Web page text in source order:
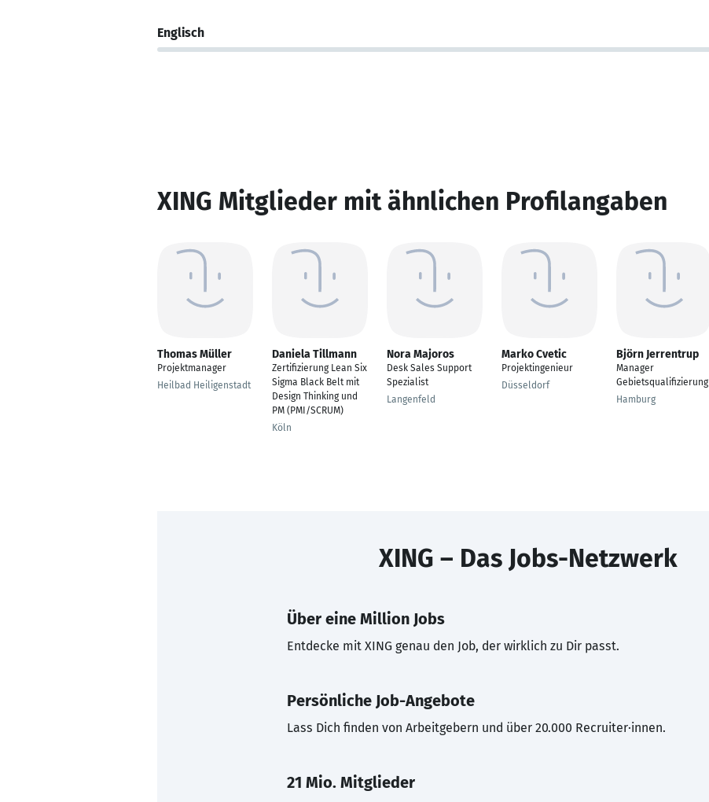
Englisch
XING Mitglieder mit ähnlichen Profilangaben
Thomas Müller
Projektmanager
Heilbad Heiligenstadt
Daniela Tillmann
Zertifizierung Lean Six
Sigma Black Belt mit
Design Thinking und
PM (PMI/SCRUM)
Köln
Nora Majoros
Desk Sales Support
Spezialist
Langenfeld
Marko Cvetic
Projektingenieur
Düsseldorf
Björn Jerrentrup
Manager
Gebietsqualifizierung
Hamburg
XING – Das Jobs-Netzwerk
Über eine Million Jobs
Entdecke mit XING genau den Job, der wirklich zu Dir passt.
Persönliche Job-Angebote
Lass Dich finden von Arbeitgebern und über 20.000 Recruiter·innen.
21 Mio. Mitglieder